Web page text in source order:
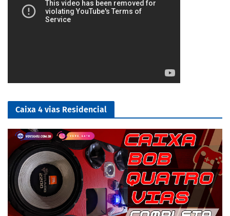
Caixa 4 vias Residencial